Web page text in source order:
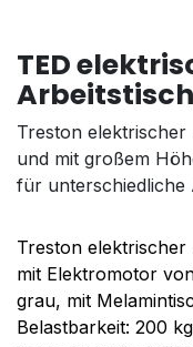
TED
Arbeitstisch
Treston elektrischer
und mit großem
für unterschiedliche
Treston
mit Elektromotor
grau, mit
Belastbarkeit: 200